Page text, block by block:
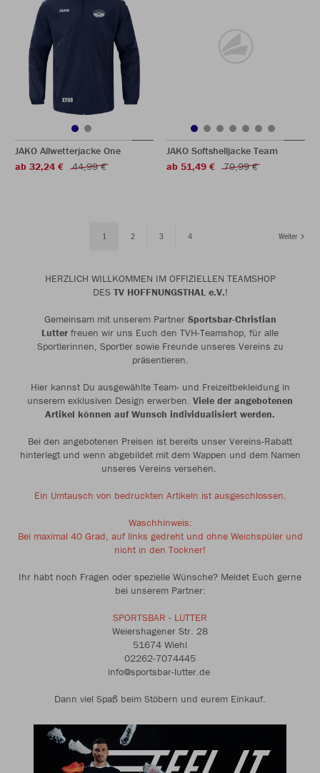
JAKO Allwetterjacke One
ab 32,24 €
44,99 €
JAKO Softshelljacke Team
ab 51,49 €
79,99 €
1 2 3 4 Weiter
HERZLICH WILLKOMMEN IM OFFIZIELLEN TEAMSHOP
DES TV HOFFNUNGSTHAL e.V.!
Gemeinsam mit unserem Partner Sportsbar-Christian
Lutter freuen wir uns Euch den TVH-Teamshop, für alle
Sportlerinnen, Sportler sowie Freunde unseres Vereins zu
präsentieren.
Hier kannst Du ausgewählte Team- und Freizeitbekleidung in
unserem exklusiven Design erwerben. Viele der angebotenen
Artikel können auf Wunsch individualisiert werden.
Bei den angebotenen Preisen ist bereits unser Vereins-Rabatt
hinterlegt und wenn abgebildet mit dem Wappen und dem Namen
unseres Vereins versehen.
Ein Umtausch von bedruckten Artikeln ist ausgeschlossen.
Waschhinweis:
Bei maximal 40 Grad, auf links gedreht und ohne Weichspüler und
nicht in den Tockner!
Ihr habt noch Fragen oder spezielle Wünsche? Meldet Euch gerne
bei unserem Partner:
SPORTSBAR - LUTTER
Weiershagener Str. 28
51674 Wiehl
02262-7074445
info@sportsbar-lutter.de
Dann viel Spaß beim Stöbern und eurem Einkauf.